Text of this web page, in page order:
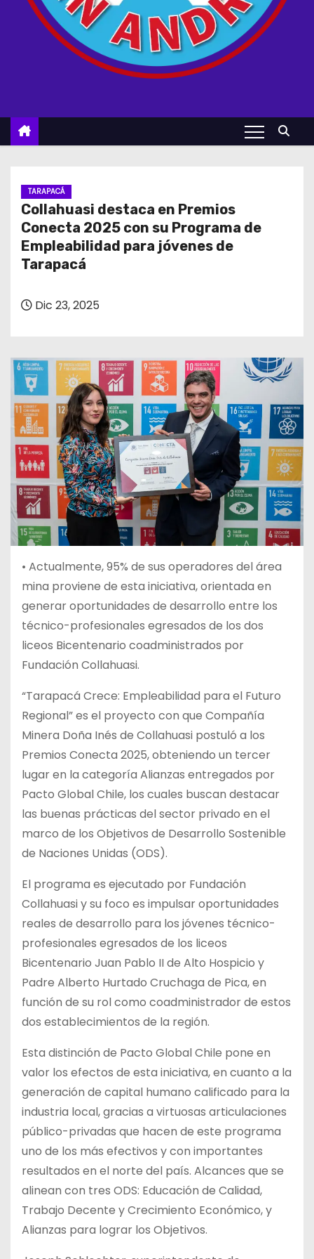
TARAPACÁ
Collahuasi destaca en Premios
Conecta 2025 con su Programa de
Empleabilidad para jóvenes de
Tarapacá
Dic 23, 2025
• Actualmente, 95% de sus operadores del área
mina proviene de esta iniciativa, orientada en
generar oportunidades de desarrollo entre los
técnico-profesionales egresados de los dos
liceos Bicentenario coadministrados por
Fundación Collahuasi.
“Tarapacá Crece: Empleabilidad para el Futuro
Regional” es el proyecto con que Compañía
Minera Doña Inés de Collahuasi postuló a los
Premios Conecta 2025, obteniendo un tercer
lugar en la categoría Alianzas entregados por
Pacto Global Chile, los cuales buscan destacar
las buenas prácticas del sector privado en el
marco de los Objetivos de Desarrollo Sostenible
de Naciones Unidas (ODS).
El programa es ejecutado por Fundación
Collahuasi y su foco es impulsar oportunidades
reales de desarrollo para los jóvenes técnico-
profesionales egresados de los liceos
Bicentenario Juan Pablo II de Alto Hospicio y
Padre Alberto Hurtado Cruchaga de Pica, en
función de su rol como coadministrador de estos
dos establecimientos de la región.
Esta distinción de Pacto Global Chile pone en
valor los efectos de esta iniciativa, en cuanto a la
generación de capital humano calificado para la
industria local, gracias a virtuosas articulaciones
público-privadas que hacen de este programa
uno de los más efectivos y con importantes
resultados en el norte del país. Alcances que se
alinean con tres ODS: Educación de Calidad,
Trabajo Decente y Crecimiento Económico, y
Alianzas para lograr los Objetivos.